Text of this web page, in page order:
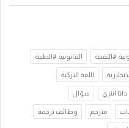
#التقنية القانونية #الطبية
اللغة التركية
داتا انتري سؤال
مترجم وظائف ترجمة